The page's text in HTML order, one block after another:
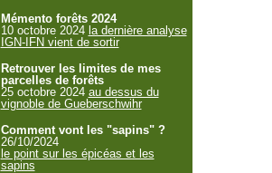
Mémento forêts 2024
10 octobre 2024 la dernière analyse
IGN-IFN vient de sortir
Retrouver les limites de mes
parcelles de forêts
25 octobre 2024 au dessus du
vignoble de Gueberschwihr
Comment vont les "sapins" ?
26/10/2024
le point sur les épicéas et les
sapins